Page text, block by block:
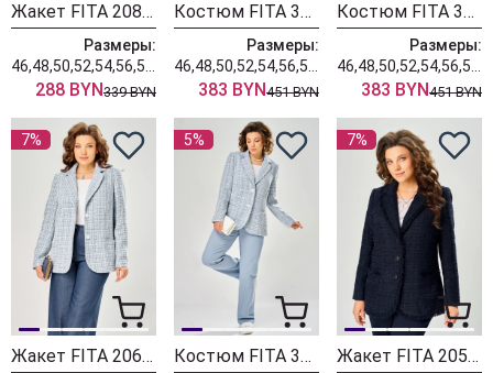
Жакет FITA 20803 бежевый + деним
Размеры:
288 BYN339 BYN
Костюм FITA 3362 сине-бежевый
Размеры:
383 BYN451 BYN
Костюм FITA 3361 бежевый + деним
Размеры:
383 BYN451 BYN
7%
Жакет FITA 2066-2 бело-голубой
5%
Костюм FITA 302-5 небесно-голубой
7%
Жакет FITA 2051-5 саприфовый